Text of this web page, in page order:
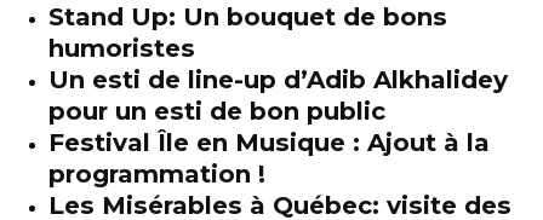
Stand Up: Un bouquet de bons
humoristes
Un esti de line-up d’Adib Alkhalidey
pour un esti de bon public
Festival Île en Musique : Ajout à la
programmation !
Les Misérables à Québec: visite des